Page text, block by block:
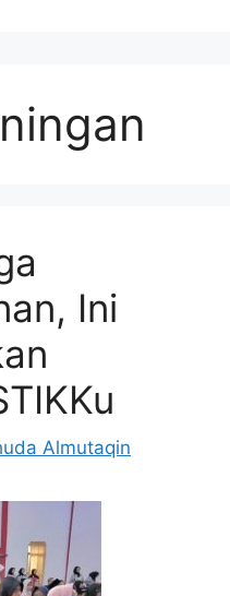
Ini
Almutaqin